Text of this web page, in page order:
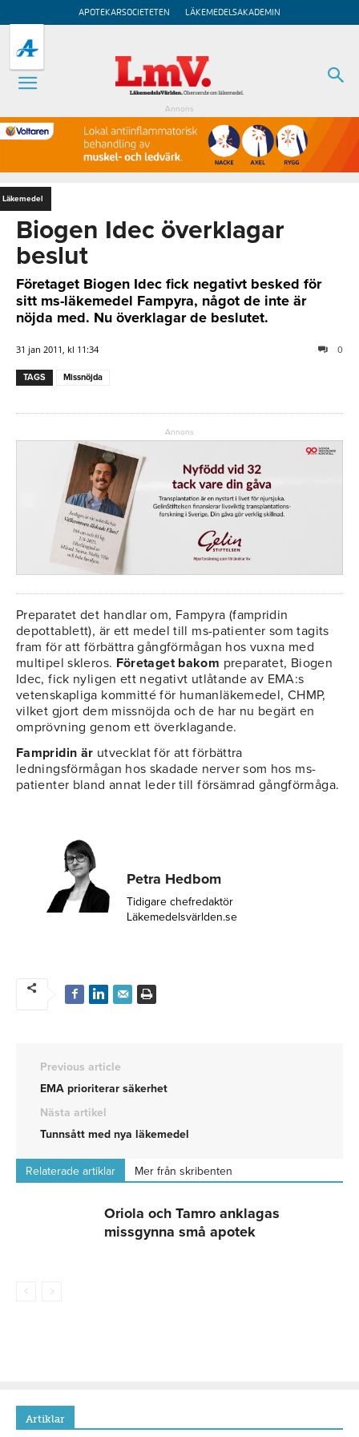
APOTEKARSOCIETETEN LÄKEMEDELSAKADEMIN
Annons
Läkemedel
Biogen Idec överklagar
beslut
Företaget Biogen Idec fick negativt besked för
sitt ms-läkemedel Fampyra, något de inte är
nöjda med. Nu överklagar de beslutet.
31 jan 2011, kl 11:34 0
TAGS Missnöjda
Annons
Preparatet det handlar om, Fampyra (fampridin
depottablett), är ett medel till ms-patienter som tagits
fram för att förbättra gångförmågan hos vuxna med
multipel skleros. Företaget bakom preparatet, Biogen
Idec, fick nyligen ett negativt utlåtande av EMA:s
vetenskapliga kommitté för humanläkemedel, CHMP,
vilket gjort dem missnöjda och de har nu begärt en
omprövning genom ett överklagande.
Fampridin är utvecklat för att förbättra
ledningsförmågan hos skadade nerver som hos ms-
patienter bland annat leder till försämrad gångförmåga.
Petra Hedbom
Tidigare chefredaktör
Läkemedelsvärlden.se
Previous article
EMA prioriterar säkerhet
Nästa artikel
Tunnsått med nya läkemedel
Relaterade artiklar Mer från skribenten
Oriola och Tamro anklagas
missgynna små apotek
Artiklar